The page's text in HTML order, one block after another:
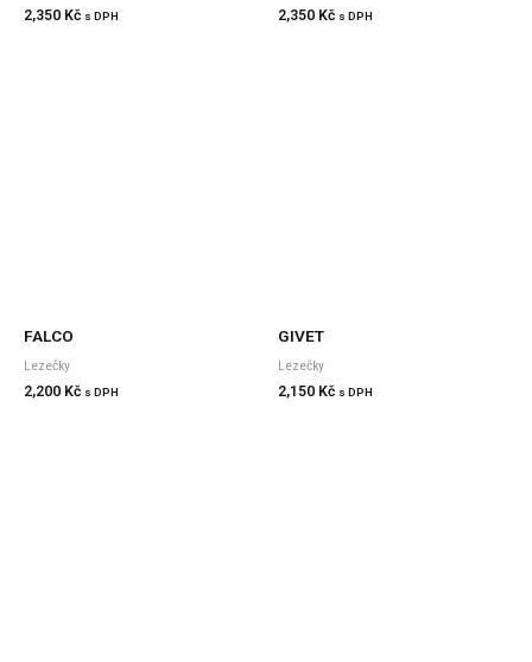
2,350 Kč s DPH
2,350 Kč s DPH
FALCO
Lezečky
2,200 Kč s DPH
GIVET
Lezečky
2,150 Kč s DPH